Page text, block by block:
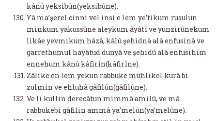
kânû yeksibûn(yeksibûne).
Yâ ma’şerel cinni vel insi e lem ye’tikum rusulun
minkum yakussûne aleykum âyâtî ve yunzirûnekum
likâe yevmikum hâzâ, kâlû şehidnâ alâ enfusinâ ve
garrethumul hayâtud dunyâ ve şehidû alâ enfusihim
ennehum kânû kâfirîn(kâfirîne).
Zâlike en lem yekun rabbuke muhlikel kurâ bi
zulmin ve ehluhâ gâfilûn(gâfilûne).
Ve li kullin derecâtun mimmâ amilû, ve mâ
rabbukebi gâfilin ammâ ya’melûn(ya’melûne).